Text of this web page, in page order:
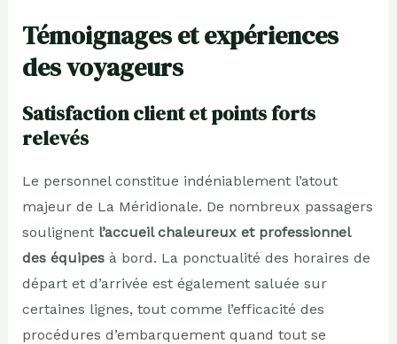
Témoignages et expériences
des voyageurs
Satisfaction client et points forts
relevés
Le personnel constitue indéniablement l’atout
majeur de La Méridionale. De nombreux passagers
soulignent l’accueil chaleureux et professionnel
des équipesà bord. La ponctualité des horaires de
départ et d’arrivée est également saluée sur
certaines lignes, tout comme l’efficacité des
procédures d’embarquement quand tout se